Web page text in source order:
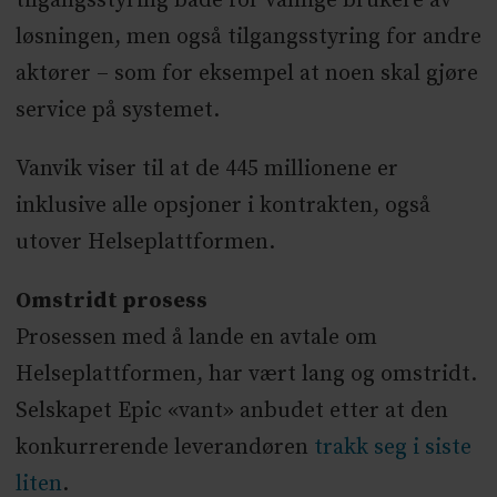
løsningen, men også tilgangsstyring for andre
aktører – som for eksempel at noen skal gjøre
service på systemet.
Vanvik viser til at de 445 millionene er
inklusive alle opsjoner i kontrakten, også
utover Helseplattformen.
Omstridt prosess
Prosessen med å lande en avtale om
Helseplattformen, har vært lang og omstridt.
Selskapet Epic «vant» anbudet etter at den
konkurrerende leverandøren trakk seg i siste
liten.